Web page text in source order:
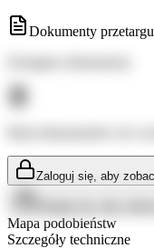
Dokumenty przetargu
Zaloguj się, aby
Mapa podobieństw
Szczegóły techniczne